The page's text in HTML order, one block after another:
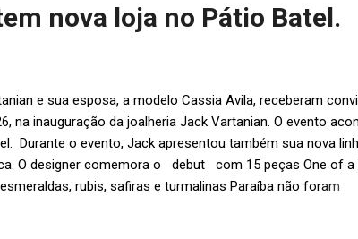
nova loja no Pátio Batel.
e sua esposa, a modelo Cassia Avila, receberam
na inauguração da joalheria Jack Vartanian. O evento
Durante o evento, Jack apresentou também sua nova
O designer comemora o debut com 15 peças One of a
rubis, safiras e turmalinas Paraíba não foram